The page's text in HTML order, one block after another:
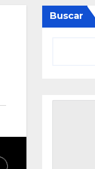
Buscar